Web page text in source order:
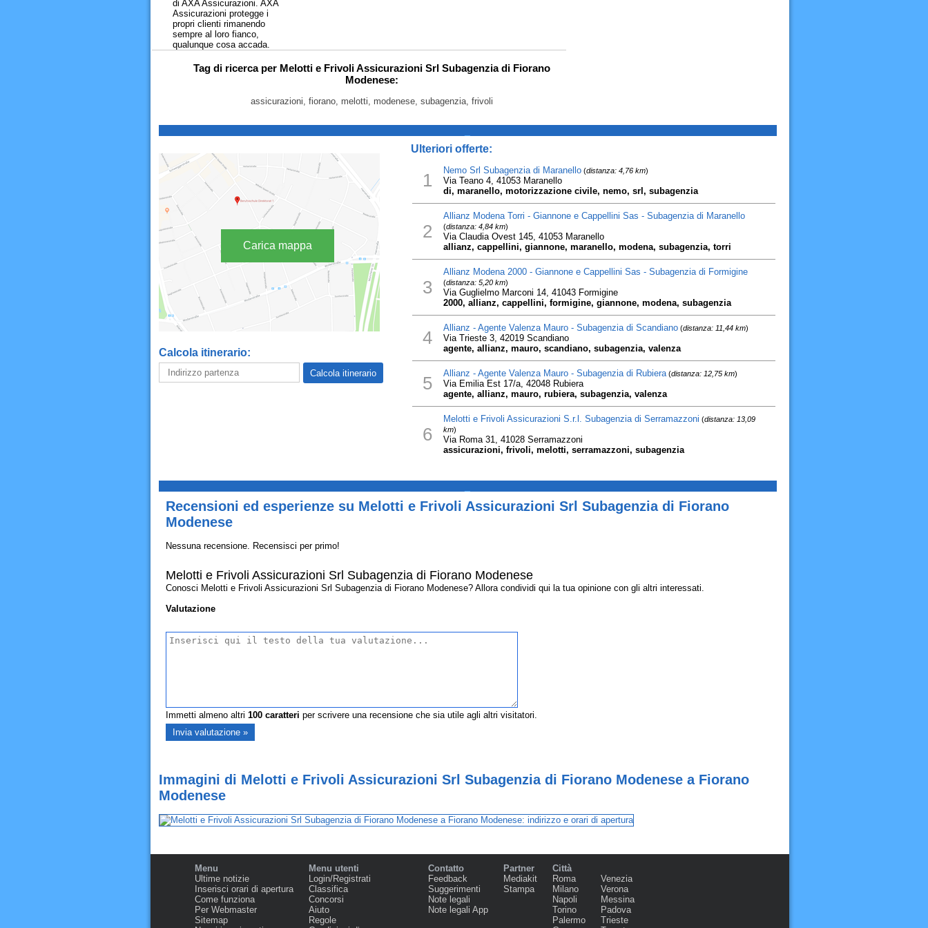
di AXA Assicurazioni. AXA
Assicurazioni protegge i
propri clienti rimanendo
sempre al loro fianco,
qualunque cosa accada.
Tag di ricerca per Melotti e Frivoli Assicurazioni Srl Subagenzia di Fiorano
Modenese:
assicurazioni, fiorano, melotti, modenese, subagenzia, frivoli
Carica mappa
Calcola itinerario:
Ulteriori offerte:
1 Nemo Srl Subagenzia di Maranello(distanza: 4,76 km)
Via Teano 4, 41053 Maranello
di, maranello, motorizzazione civile, nemo, srl, subagenzia
2
Allianz Modena Torri - Giannone e Cappellini Sas - Subagenzia di Maranello
(distanza: 4,84 km)
Via Claudia Ovest 145, 41053 Maranello
allianz, cappellini, giannone, maranello, modena, subagenzia, torri
3
Allianz Modena 2000 - Giannone e Cappellini Sas - Subagenzia di Formigine
(distanza: 5,20 km)
Via Guglielmo Marconi 14, 41043 Formigine
2000, allianz, cappellini, formigine, giannone, modena, subagenzia
4 Allianz - Agente Valenza Mauro - Subagenzia di Scandiano(distanza: 11,44 km)
Via Trieste 3, 42019 Scandiano
agente, allianz, mauro, scandiano, subagenzia, valenza
5 Allianz - Agente Valenza Mauro - Subagenzia di Rubiera(distanza: 12,75 km)
Via Emilia Est 17/a, 42048 Rubiera
agente, allianz, mauro, rubiera, subagenzia, valenza
6
Melotti e Frivoli Assicurazioni S.r.l. Subagenzia di Serramazzoni (distanza: 13,09
km)
Via Roma 31, 41028 Serramazzoni
assicurazioni, frivoli, melotti, serramazzoni, subagenzia
Recensioni ed esperienze su Melotti e Frivoli Assicurazioni Srl Subagenzia di Fiorano
Modenese
Nessuna recensione. Recensisci per primo!
Melotti e Frivoli Assicurazioni Srl Subagenzia di Fiorano Modenese
Conosci Melotti e Frivoli Assicurazioni Srl Subagenzia di Fiorano Modenese? Allora condividi qui la tua opinione con gli altri interessati.
Valutazione
Immetti almeno altri 100caratteri per scrivere una recensione che sia utile agli altri visitatori.
Immagini di Melotti e Frivoli Assicurazioni Srl Subagenzia di Fiorano Modenese a Fiorano
Modenese
Menu
Ultime notizie
Inserisci orari di apertura
Come funziona
Per Webmaster
Sitemap
Menu utenti
Login/Registrati
Classifica
Concorsi
Aiuto
Regole
Contatto
Feedback
Suggerimenti
Note legali
Note legali App
Partner
Mediakit
Stampa
Città
Roma
Milano
Napoli
Torino
Palermo
Venezia
Verona
Messina
Padova
Trieste